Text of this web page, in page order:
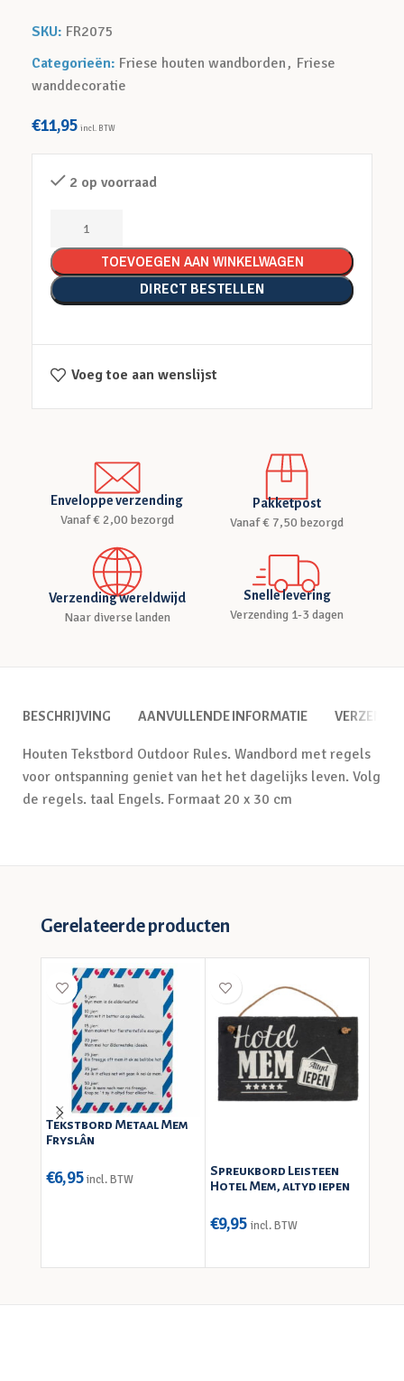
SKU: FR2075
Categorieën: Friese houten wandborden , Friese
wanddecoratie
€11,95 incl. BTW
2 op voorraad
TOEVOEGEN AAN WINKELWAGEN
DIRECT BESTELLEN
Voeg toe aan wenslijst
Enveloppe verzending
Vanaf € 2,00 bezorgd
Pakketpost
Vanaf € 7,50 bezorgd
Verzending wereldwijd
Naar diverse landen
Snelle levering
Verzending 1-3 dagen
BESCHRIJVING AANVULLENDE INFORMATIE
Houten Tekstbord Outdoor Rules. Wandbord met regels
voor ontspanning geniet van het het dagelijks leven. Volg
de regels. taal Engels. Formaat 20 x 30 cm
Gerelateerde producten
Tekstbord Metaal Mem
Fryslân
€6,95 incl. BTW
Spreukbord Leisteen
Hotel Mem, altyd iepen
€9,95 incl. BTW